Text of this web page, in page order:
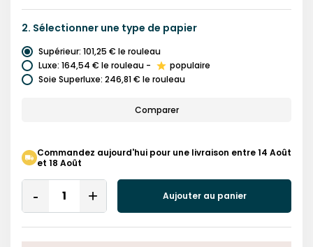
2. Sélectionner une type de papier
Supérieur: 101,25 € le rouleau
Luxe: 164,54 € le rouleau -
populaire
Soie Superluxe: 246,81 € le rouleau
Comparer
Commandez aujourd'hui pour une livraison entre 14 Août
et 18 Août
Quantity
Remove
One
Add
One
Aujouter au panier